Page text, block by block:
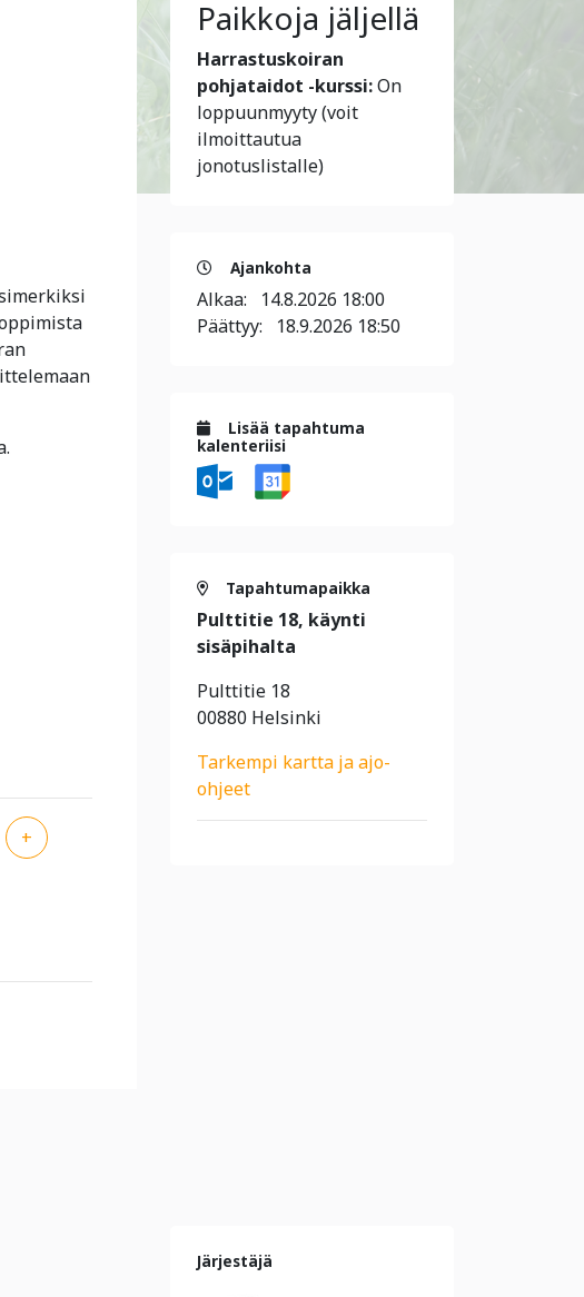
+
Paikkoja jäljellä
Harrastuskoiran
pohjataidot -kurssi:On
loppuunmyyty (voit
ilmoittautua
jonotuslistalle)
Ajankohta
Alkaa: 14.8.2026 18:00
Päättyy: 18.9.2026 18:50
Lisää tapahtuma
kalenteriisi
Tapahtumapaikka
Pulttitie 18, käynti
sisäpihalta
Pulttitie 18
00880 Helsinki
Tarkempi kartta ja ajo-
ohjeet
Järjestäjä